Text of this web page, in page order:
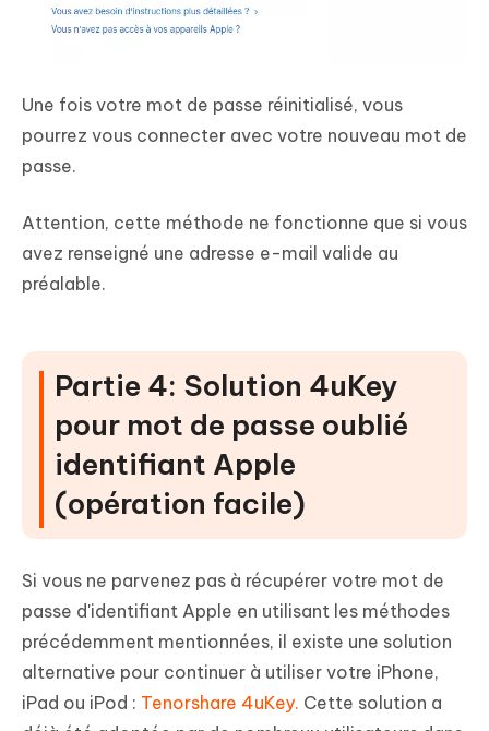
Une fois votre mot de passe réinitialisé, vous
pourrez vous connecter avec votre nouveau mot de
passe.
Attention, cette méthode ne fonctionne que si vous
avez renseigné une adresse e-mail valide au
préalable.
Partie 4: Solution 4uKey
pour mot de passe oublié
identifiant Apple
(opération facile)
Si vous ne parvenez pas à récupérer votre mot de
passe d'identifiant Apple en utilisant les méthodes
précédemment mentionnées, il existe une solution
alternative pour continuer à utiliser votre iPhone,
iPad ou iPod : Tenorshare 4uKey. Cette solution a